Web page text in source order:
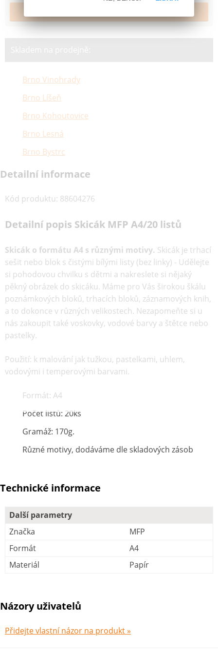
Brno Vinohrady
Brno Líšeň
Brno Kohoutovice
Brno Lesná
Brno Bystrc
Detailní informace
Kód produktu: 88604276
Detailní popis Skicák MFP A4/20 listů
Skicák o formátu A4 s různými motivy. Skicák je trhací
sešit nebo blok s čistými bílými listy (bez linky) - Udělejte
si pohodovou chvilku s dětmi a nakreslete si nějaký
pěkný obrázek do skicáku. Máme pro Vás širokou škálu
poznámkových bloků, trhacích bloků, záznamových knih,
a to dokonce v různých velikostech. Nezapomeňte si u
nás zakoupit také voskovky, vodové barvy a štětce nebo
pastelky.
Použití: k malování jak tužkou, pastelkami, uhlem,
vodovými i temperovými barvami.
Formát: A4
Počet listů: 20ks
Gramáž: 170g.
Různé motivy, dodáváme dle skladových zásob
Technické informace
Další parametry
Značka
MFP
Formát
A4
Materiál
Papír
Názory uživatelů
Přidejte vlastní názor na produkt »